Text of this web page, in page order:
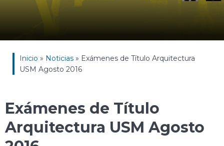
Inicio » Noticias » Exámenes de Título Arquitectura
USM Agosto 2016
Exámenes de Título
Arquitectura USM Agosto